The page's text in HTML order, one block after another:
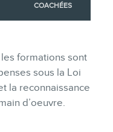
COACHÉES
formations sont
sous la Loi
la reconnaissance
d’oeuvre.